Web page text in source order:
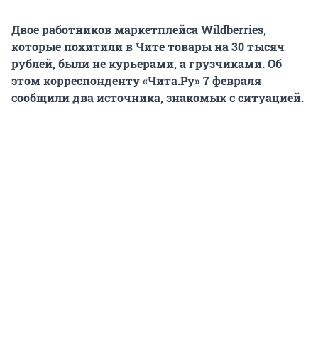
Двое работников маркетплейса Wildberries,
которые похитили в Чите товары на 30 тысяч
рублей, были не курьерами, а грузчиками. Об
этом корреспонденту «Чита.Ру» 7 февраля
сообщили два источника, знакомых с ситуацией.